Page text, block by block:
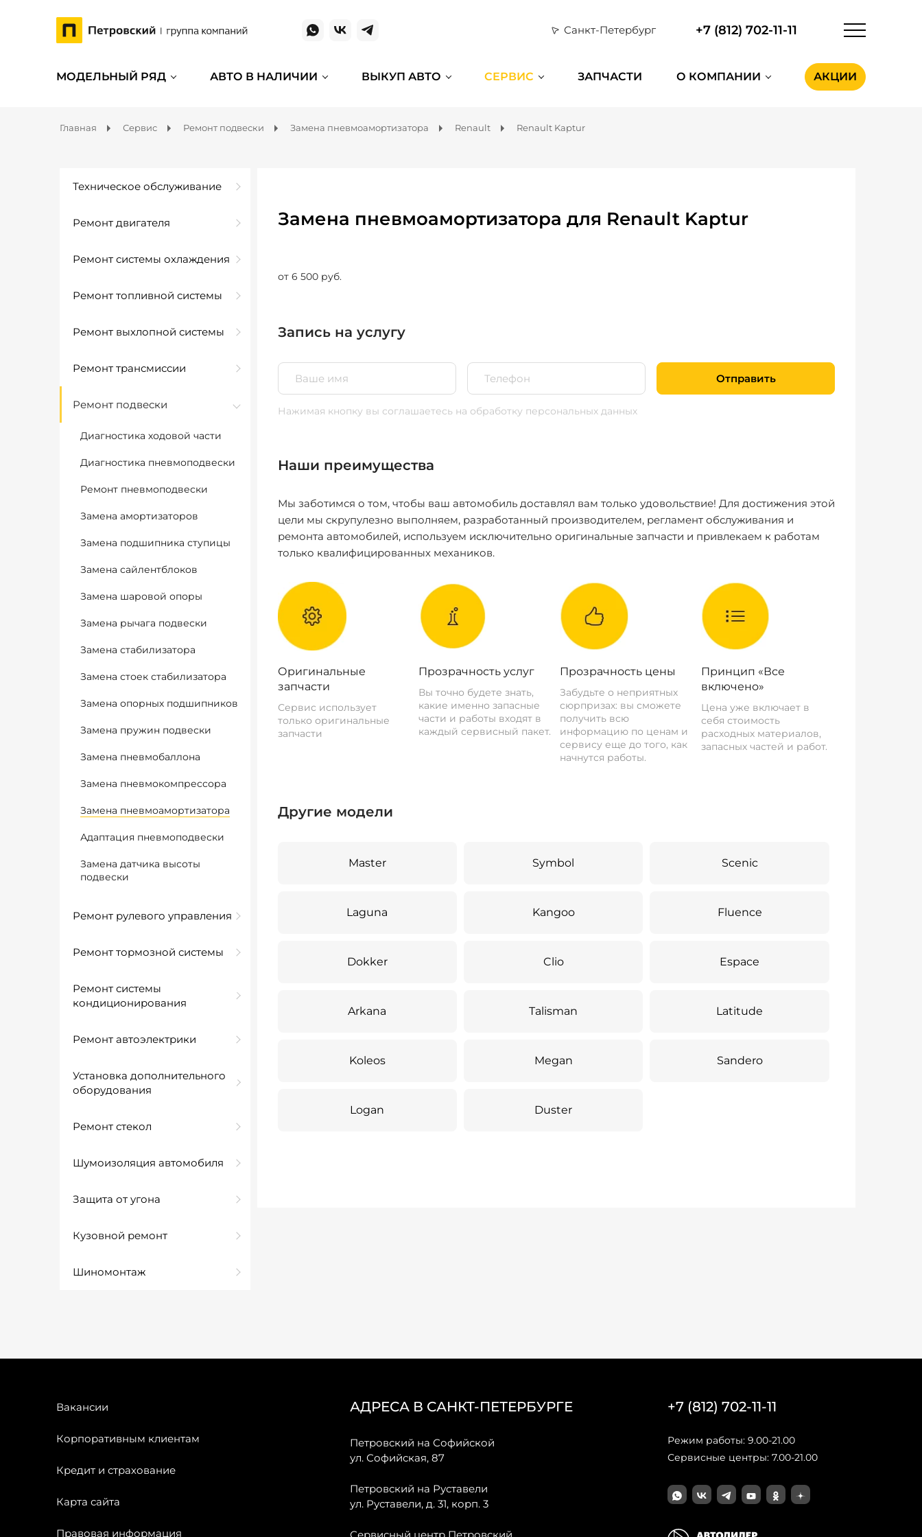
Санкт-Петербург +7 (812) 702-11-11
МОДЕЛЬНЫЙ РЯД АВТО В НАЛИЧИИ ВЫКУП АВТО СЕРВИС ЗАПЧАСТИ О КОМПАНИИ АКЦИИ
Главная Сервис Ремонт подвески Замена пневмоамортизатора Renault Renault Kaptur
Техническое обслуживание
Ремонт двигателя
Ремонт системы охлаждения
Ремонт топливной системы
Ремонт выхлопной системы
Ремонт трансмиссии
Ремонт подвески
Диагностика ходовой части
Диагностика пневмоподвески
Ремонт пневмоподвески
Замена амортизаторов
Замена подшипника ступицы
Замена сайлентблоков
Замена шаровой опоры
Замена рычага подвески
Замена стабилизатора
Замена стоек стабилизатора
Замена опорных подшипников
Замена пружин подвески
Замена пневмобаллона
Замена пневмокомпрессора
Замена пневмоамортизатора
Адаптация пневмоподвески
Замена датчика высоты
подвески
Ремонт рулевого управления
Ремонт тормозной системы
Ремонт системы
кондиционирования
Ремонт автоэлектрики
Установка дополнительного
оборудования
Ремонт стекол
Шумоизоляция автомобиля
Защита от угона
Кузовной ремонт
Шиномонтаж
Замена пневмоамортизатора для Renault Kaptur
от 6 500 руб.
Запись на услугу
Отправить
Нажимая кнопку вы соглашаетесь на обработку персональных данных
Наши преимущества
Мы заботимся о том, чтобы ваш автомобиль доставлял вам только удовольствие! Для достижения этой
цели мы скрупулезно выполняем, разработанный производителем, регламент обслуживания и
ремонта автомобилей, используем исключительно оригинальные запчасти и привлекаем к работам
только квалифицированных механиков.
Оригинальные
запчасти
Сервис использует
только оригинальные
запчасти
Прозрачность услуг
Вы точно будете знать,
какие именно запасные
части и работы входят в
каждый сервисный пакет.
Прозрачность цены
Забудьте о неприятных
сюрпризах: вы сможете
получить всю
информацию по ценам и
сервису еще до того, как
начнутся работы.
Принцип «Все
включено»
Цена уже включает в
себя стоимость
расходных материалов,
запасных частей и работ.
Другие модели
Master Symbol Scenic
Laguna Kangoo Fluence
Dokker Clio Espace
Arkana Talisman Latitude
Koleos Megan Sandero
Logan Duster
Вакансии
Корпоративным клиентам
Кредит и страхование
Карта сайта
Правовая информация
АДРЕСА В САНКТ-ПЕТЕРБУРГЕ
Петровский на Софийской
ул. Софийская, 87
Петровский на Руставели
ул. Руставели, д. 31, корп. 3
+7 (812) 702-11-11
Режим работы: 9.00-21.00
Сервисные центры: 7.00-21.00